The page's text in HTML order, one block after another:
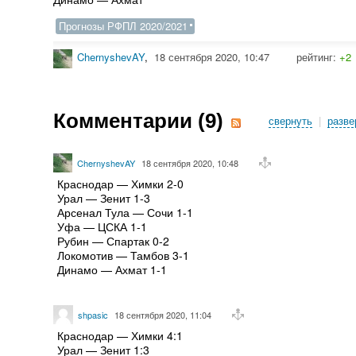
Прогнозы РФПЛ 2020/2021
ChernyshevAY, 18 сентября 2020, 10:47 рейтинг:+2
Комментарии (9) свернуть |
ChernyshevAY 18 сентября 2020, 10:48
Краснодар — Химки 2-0
Урал — Зенит 1-3
Арсенал Тула — Сочи 1-1
Уфа — ЦСКА 1-1
Рубин — Спартак 0-2
Локомотив — Тамбов 3-1
Динамо — Ахмат 1-1
shpasic 18 сентября 2020, 11:04
Краснодар — Химки 4:1
Урал — Зенит 1:3